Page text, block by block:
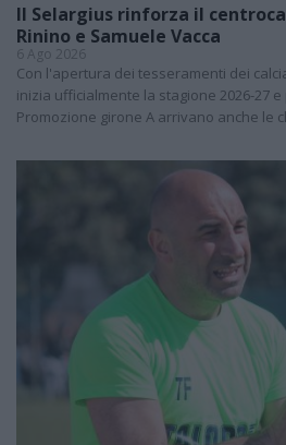
Il Selargius rinforza il
Rinino e Samuele Vacca
6 Ago 2026
Con l'apertura dei tesseramenti dei
inizia ufficialmente la stagione 2026-27
Promozione girone A arrivano anche le